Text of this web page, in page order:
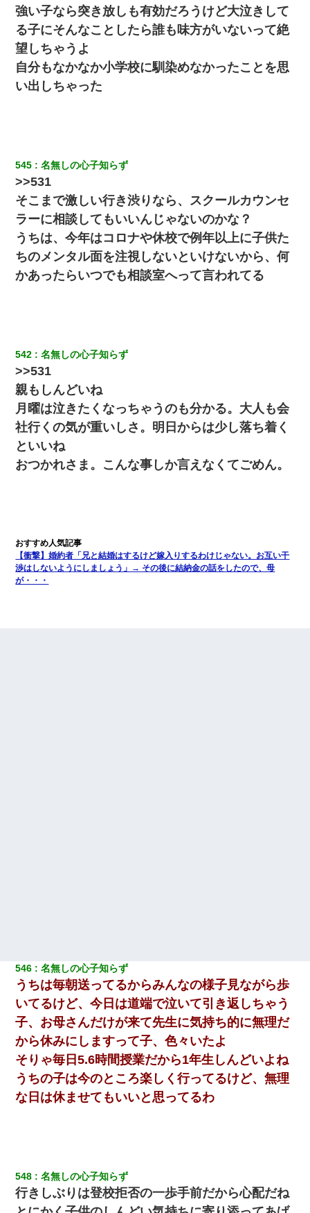
強い子なら突き放しも有効だろうけど大泣きして
る子にそんなことしたら誰も味方がいないって絶
望しちゃうよ
自分もなかなか小学校に馴染めなかったことを思
い出しちゃった
545 名無しの心子知らず
>>531
そこまで激しい行き渋りなら、スクールカウンセ
ラーに相談してもいいんじゃないのかな？
うちは、今年はコロナや休校で例年以上に子供た
ちのメンタル面を注視しないといけないから、何
かあったらいつでも相談室へって言われてる
542 名無しの心子知らず
>>531
親もしんどいね
月曜は泣きたくなっちゃうのも分かる。大人も会
社行くの気が重いしさ。明日からは少し落ち着く
といいね
おつかれさま。こんな事しか言えなくてごめん。
【衝撃】婚約者「兄と結婚はするけど嫁入りするわけじゃない。お互い干
渉はしないようにしましょう」→ その後に結納金の話をしたので、母
が・・・
546 名無しの心子知らず
うちは毎朝送ってるからみんなの様子見ながら歩
いてるけど、今日は道端で泣いて引き返しちゃう
子、お母さんだけが来て先生に気持ち的に無理だ
から休みにしますって子、色々いたよ
そりゃ毎日5.6時間授業だから1年生しんどいよね
うちの子は今のところ楽しく行ってるけど、無理
な日は休ませてもいいと思ってるわ
548 名無しの心子知らず
行きしぶりは登校拒否の一歩手前だから心配だね